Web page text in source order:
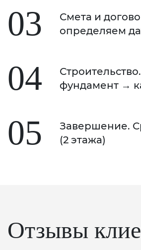
03
Смета и
определяем
04
фундамент →
05
Завершение.
(2 этажа)
Отзывы